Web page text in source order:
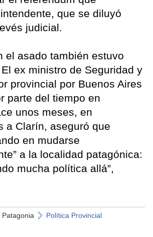
que se diluyó
judicial.
el asado también estuvo
ex ministro de Seguridad y
provincial por Buenos Aires
parte del tiempo en
unos meses, en
a Clarín, aseguró que
en mudarse
a la localidad patagónica:
mucha política allá”,
Patagonia Política Provincial